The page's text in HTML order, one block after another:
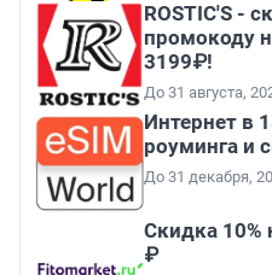
ROSTIC'S -
промокоду
3199₽!
До 31 августа,
Интернет в
роуминга и
До 31 декабря,
Скидка 10%
₽